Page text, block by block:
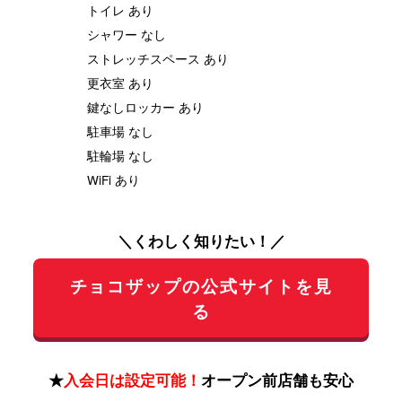
トイレ あり
シャワー なし
ストレッチスペース あり
更衣室 あり
鍵なしロッカー あり
駐車場 なし
駐輪場 なし
WiFi あり
＼くわしく知りたい！／
チョコザップの公式サイトを見
る
★入会日は設定可能！ オープン前店舗も安心